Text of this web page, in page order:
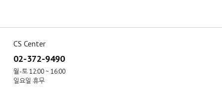
CS Center
02-372-9490
월-토 12:00 ~ 16:00
일요일 휴무